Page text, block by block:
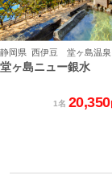
静岡県 西伊豆 堂ヶ島温泉
堂ヶ島ニュー銀水
1名 20,350